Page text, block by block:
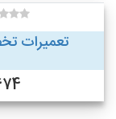
تعمیرات